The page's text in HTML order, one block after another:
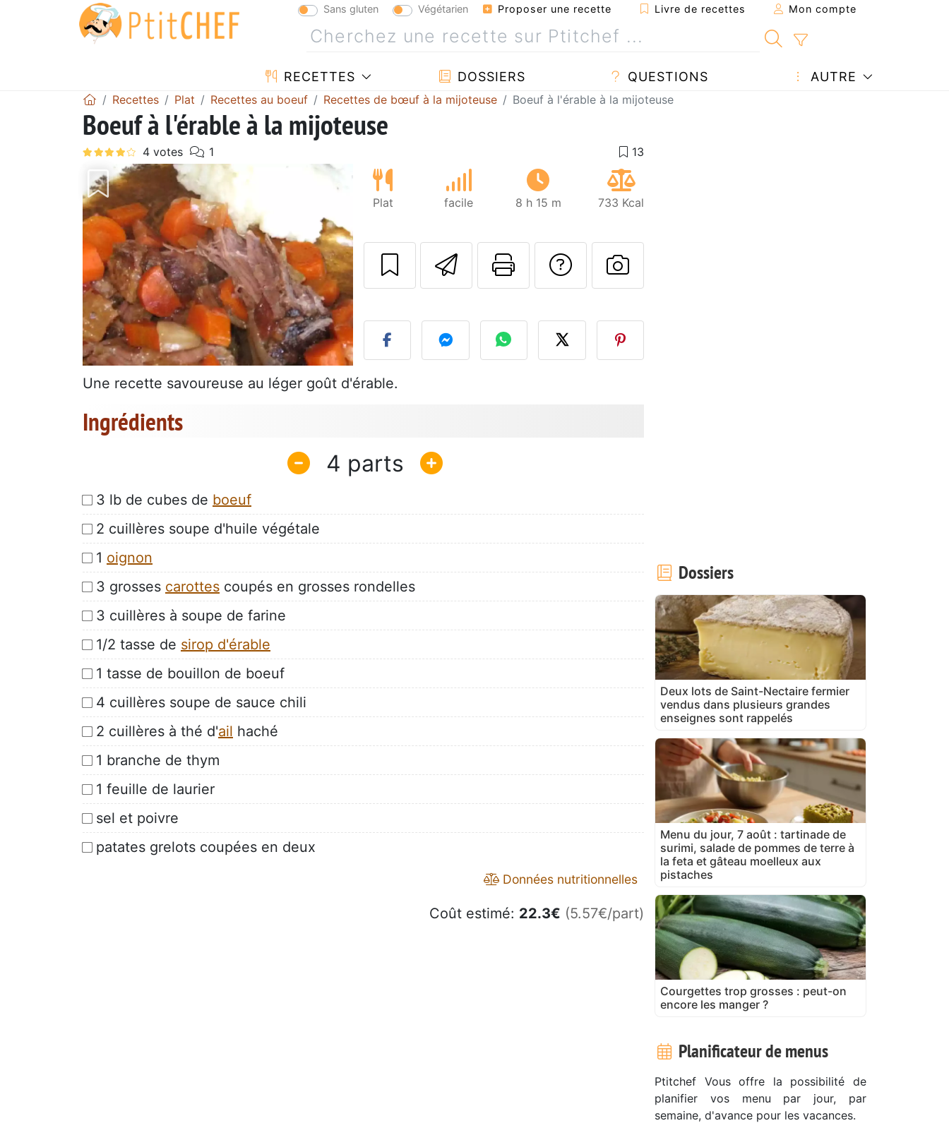
Sans gluten Végétarien Proposer une recette Livre de recettes Mon compte
RECETTES DOSSIERS QUESTIONS AUTRE
Recettes Plat Recettes au boeuf Recettes de bœuf à la mijoteuse Boeuf à l'érable à la mijoteuse
Boeuf à l'érable à la mijoteuse
Plat facile 8 h 15 m 733 Kcal
Envoyer cette recette à un ami
Imprimer cette page
Poser une question à l'auteur
Publier votre photo de cette
Une recette savoureuse au léger goût d'érable.
Ingrédients
4
3 lb de cubes de boeuf
2 cuillères soupe d'huile végétale
1 oignon
3 grosses carottes coupés en grosses rondelles
3 cuillères à soupe de farine
1/2 tasse de sirop d'érable
1 tasse de bouillon de boeuf
4 cuillères soupe de sauce chili
2 cuillères à thé d'ail haché
1 branche de thym
1 feuille de laurier
sel et poivre
patates grelots coupées en deux
Données nutritionnelles
Coût estimé: 22.3€ (5.57€/part)
Dossiers
Deux lots de Saint-Nectaire fermier
vendus dans plusieurs grandes
enseignes sont rappelés
Menu du jour, 7 août : tartinade de
surimi, salade de pommes de terre à
la feta et gâteau moelleux aux
pistaches
Courgettes trop grosses : peut-on
encore les manger ?
Planificateur de menus
Ptitchef Vous offre la possibilité de
planifier vos menu par jour, par
semaine, d'avance pour les vacances.